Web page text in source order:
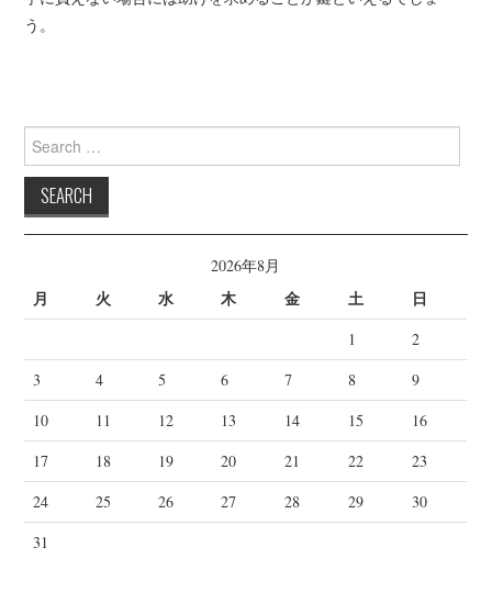
う。
for:
2026年8月
月 火 水 木 金 土 日
1
2
3
4 5 6 7 8
9
10
11 12 13 14 15
16
17
18 19 20 21 22
23
24
25 26 27 28 29
30
31